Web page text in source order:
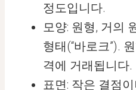
정도입니다.
모양: 원형, 거의
형태(“바로크”).
격에 거래됩니다.
표면: 작은 결점